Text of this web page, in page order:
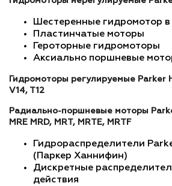
Шестеренные гидромотор в
Пластинчатые моторы
Героторные гидромоторы
Аксиально поршневые
Гидромоторы регулируемые Parker
V14, T12
Радиально-поршневые моторы
MRE MRD, MRT, MRTE, MRTF
Гидрораспределители
(Паркер Ханнифин)
Дискретные
действия